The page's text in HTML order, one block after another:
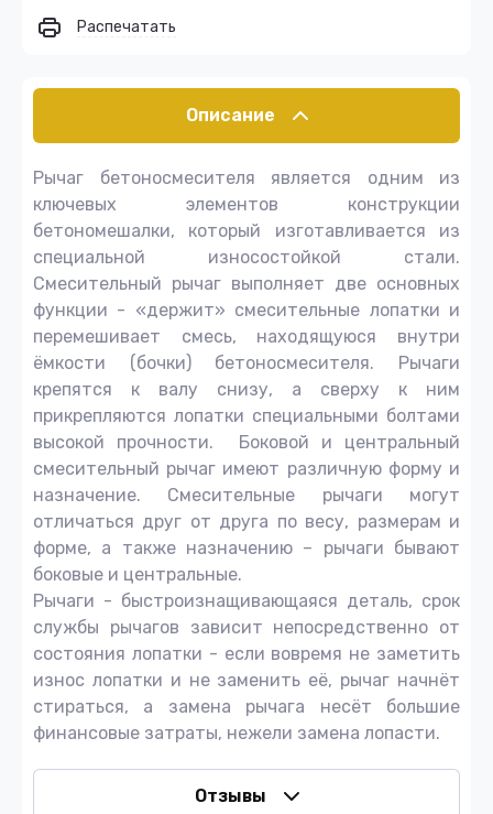
Распечатать
Описание
Рычаг бетоносмесителя является одним из
ключевых элементов конструкции
бетономешалки, который изготавливается из
специальной износостойкой стали.
Смесительный рычаг выполняет две основных
функции - «держит» смесительные лопатки и
перемешивает смесь, находящуюся внутри
ёмкости (бочки) бетоносмесителя. Рычаги
крепятся к валу снизу, а сверху к ним
прикрепляются лопатки специальными болтами
высокой прочности. Боковой и центральный
смесительный рычаг имеют различную форму и
назначение. Смесительные рычаги могут
отличаться друг от друга по весу, размерам и
форме, а также назначению – рычаги бывают
боковые и центральные.
Рычаги - быстроизнащивающаяся деталь, срок
службы рычагов зависит непосредственно от
состояния лопатки - если вовремя не заметить
износ лопатки и не заменить её, рычаг начнёт
стираться, а замена рычага несёт большие
финансовые затраты, нежели замена лопасти.
Отзывы